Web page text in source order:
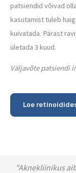
patsiendid võivad
kasutamist tuleb
kuivatada. Pärast
ületada 3 kuud.
Väljavõte patsiendi
Loe
"Aknekliinikus